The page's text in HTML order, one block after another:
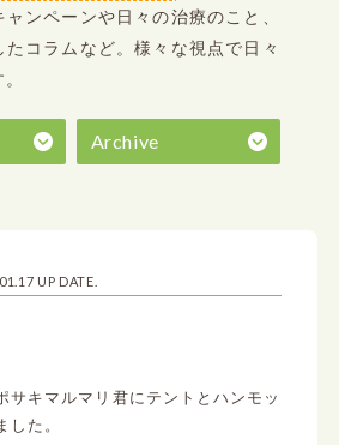
ンペーンや日々の治療のこと、
たコラムなど。様々な視点で日々
Archive
UP DATE.
サキマルマリ君にテントとハンモッ
した。